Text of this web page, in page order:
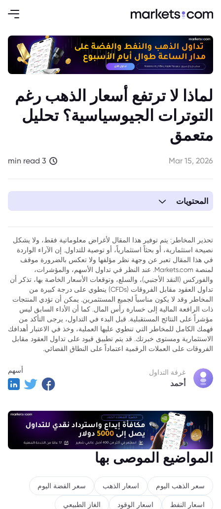
لماذا لا ترتفع أسعار الذهب رغم
التوترات الجيوسياسية؟ تحليل
متعمق
Mar 15, 2026
3 min read
المحتويات
تحذير المخاطر: يتم توفير هذا المقال لأغراض معلوماتية فقط، ولا يشكل
نصيحة استثمارية، أو بحثاً استثمارياً، أو توصية للتداول. إن الآراء الواردة
في هذا المقال تعبر عن وجهة نظر مؤلفها ولا تعكس بالضرورة موقف
لمنصة Markets.com. عند النظر في تداول الأسهم، والمؤشرات،
والفوركس (النقد الأجنبي)، والسلع، وتوقعات الأسعار الخاصة بها، تذكر أن
تداول العقود مقابل الفروقات (CFDs) ينطوي على درجة كبيرة من
المخاطر وقد لا يكون مناسباً لجميع المستثمرين. يمكن أن تؤدي المنتجات
ذات الرافعة المالية إلى خسارة رأس المال. كما أن الأداء السابق ليس
مؤشراً على النتائج المستقبلية. قبل البدء في التداول، يرجى التأكد من
فهمك الكامل للمخاطر التي تنطوي عليها العملية، وخذ في الاعتبار أهدافك
الاستثمارية ومستوى خبرتك. قد يتم تطبيق قيود على تداول العقود مقابل
الفروقات على العملات الرقمية اعتماداً على النطاق القضائي.
غرفة التداول
أحمد
أسهم
المواضيع الموصى بها
سعر الذهب اليوم اسعار الذهب سعر الفضة اليوم
اسعار النفط اسعار الوقود الغاز الطبيعي